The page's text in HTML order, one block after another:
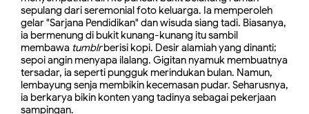
sepulang dari seremonial foto keluarga. Ia memperoleh
gelar "Sarjana Pendidikan" dan wisuda siang tadi. Biasanya,
ia bermenung di bukit kunang-kunang itu sambil
membawa tumblrberisi kopi. Desir alamiah yang dinanti;
sepoi angin menyapa ilalang. Gigitan nyamuk membuatnya
tersadar, ia seperti pungguk merindukan bulan. Namun,
lembayung senja membikin kecemasan pudar. Seharusnya,
ia berkarya bikin konten yang tadinya sebagai pekerjaan
sampingan.